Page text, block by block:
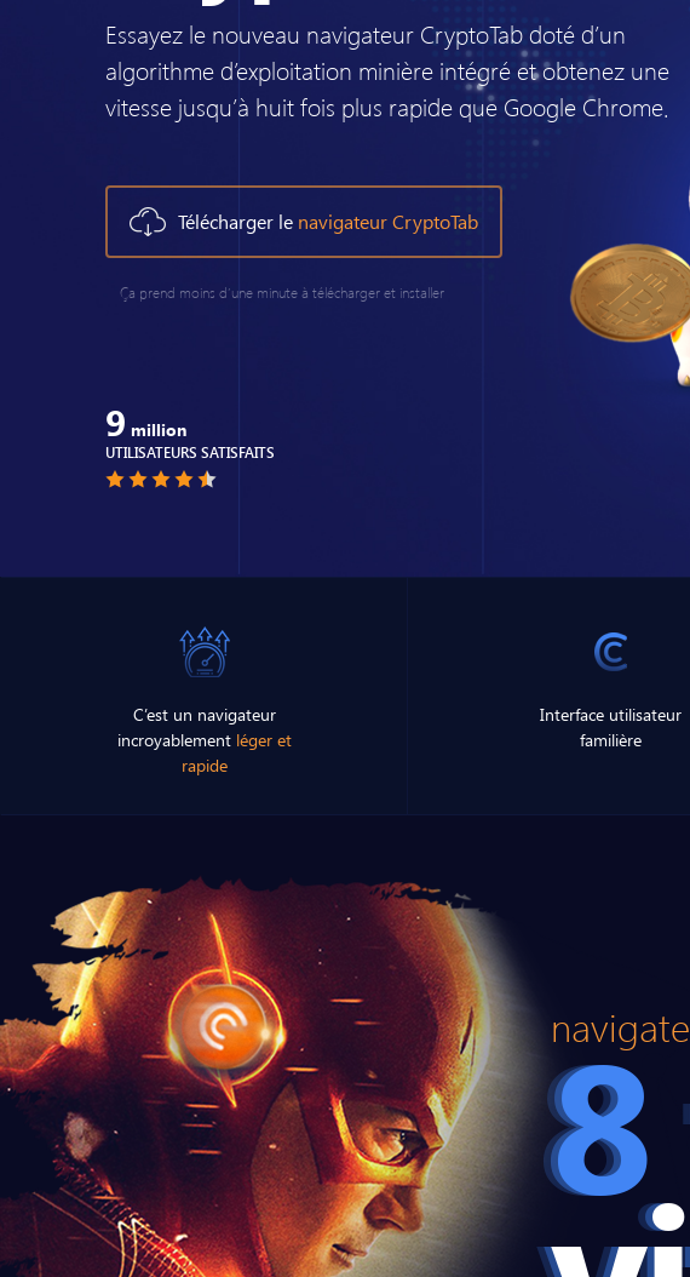
Essayez le nouveau navigateur CryptoTab doté d’un
algorithme d’exploitation minière intégré et obtenez une
vitesse jusqu’à huit fois plus rapide que Google Chrome.
Télécharger le navigateur CryptoTab
Ça prend moins d’une minute à télécharger et installer
9 million
UTILISATEURS SATISFAITS
C’est un navigateur
incroyablement léger et
rapide
Interface utilisateur
familière